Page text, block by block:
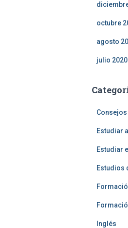
octubre
agosto
julio 2020
Consejos
Estudiar
Estudiar
Estudios
Inglés